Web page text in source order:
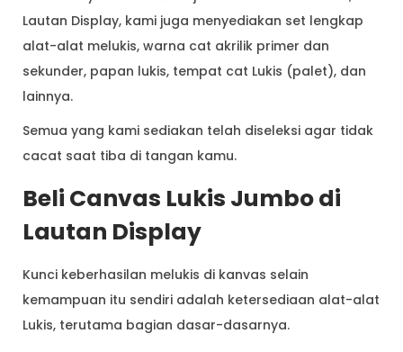
Lautan Display, kami juga menyediakan set lengkap
alat-alat melukis, warna cat akrilik primer dan
sekunder, papan lukis, tempat cat Lukis (palet), dan
lainnya.
Semua yang kami sediakan telah diseleksi agar tidak
cacat saat tiba di tangan kamu.
Beli Canvas Lukis Jumbo di
Lautan Display
Kunci keberhasilan melukis di kanvas selain
kemampuan itu sendiri adalah ketersediaan alat-alat
Lukis, terutama bagian dasar-dasarnya.